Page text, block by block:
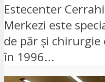
Estecenter
Merkezi este
de păr și
în 1996...